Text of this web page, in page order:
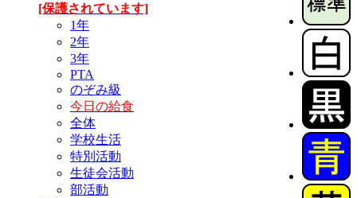
[保護されています]
1年
2年
3年
PTA
のぞみ級
今日の給食
全体
学校生活
特別活動
生徒会活動
部活動